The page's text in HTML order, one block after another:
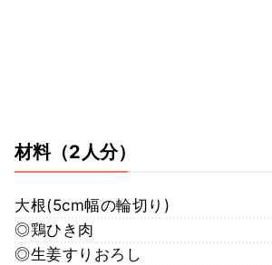
材料（2人分）
大根(5cm幅の輪切り)
◎鶏ひき肉
◎生姜すりおろし